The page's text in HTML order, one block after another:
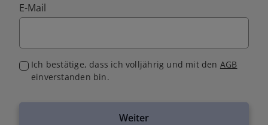
E-Mail
Ich bestätige, dass ich volljährig und mit den AGB
einverstanden bin.
Weiter